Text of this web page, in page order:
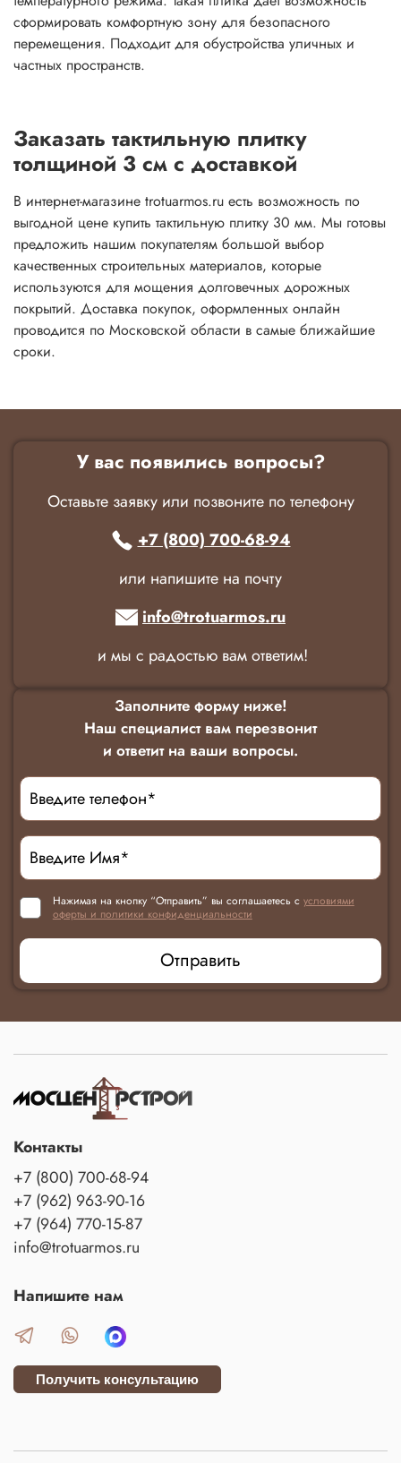
сформировать комфортную зону для безопасного
перемещения. Подходит для обустройства уличных и
частных пространств.
Заказать тактильную плитку
толщиной 3 см с доставкой
В интернет-магазине trotuarmos.ru есть возможность по
выгодной цене купить тактильную плитку 30 мм. Мы готовы
предложить нашим покупателям большой выбор
качественных строительных материалов, которые
используются для мощения долговечных дорожных
покрытий. Доставка покупок, оформленных онлайн
проводится по Московской области в самые ближайшие
сроки.
У вас появились вопросы?
Оставьте заявку или позвоните по телефону
+7 (800) 700-68-94
или напишите на почту
info@trotuarmos.ru
и мы с радостью вам ответим!
Заполните форму ниже!
Наш специалист вам перезвонит
и ответит на ваши вопросы.
Нажимая на кнопку “Отправить” вы соглашаетесь с условиями
оферты и политики конфиденциальности
Отправить
Контакты
+7 (800) 700-68-94
+7 (962) 963-90-16
+7 (964) 770-15-87
info@trotuarmos.ru
Напишите нам
Получить консультацию